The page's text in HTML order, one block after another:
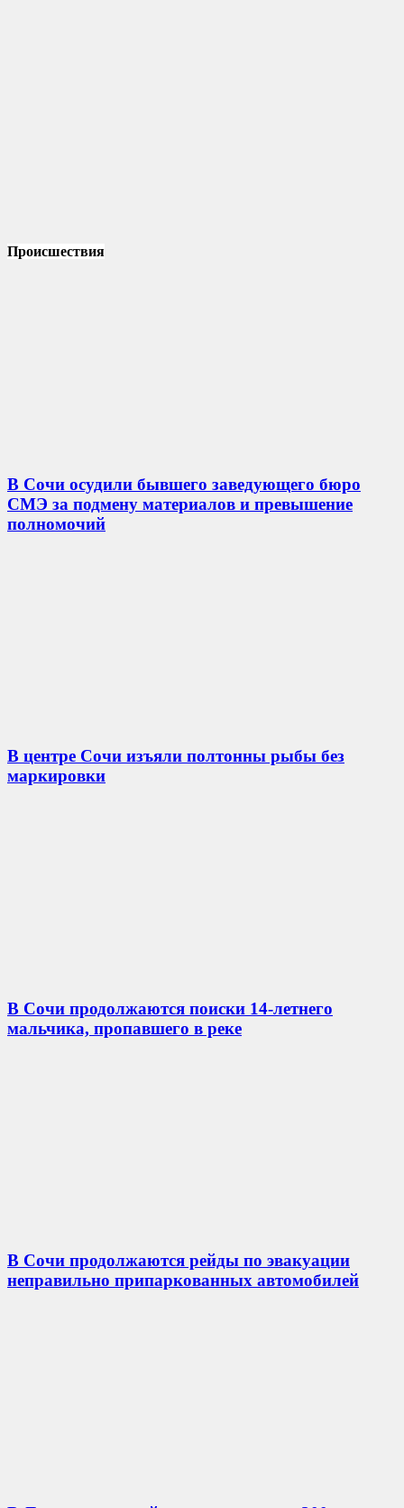
Происшествия
В Сочи осудили бывшего заведующего бюро
СМЭ за подмену материалов и превышение
полномочий
В центре Сочи изъяли полтонны рыбы без
маркировки
В Сочи продолжаются поиски 14-летнего
мальчика, пропавшего в реке
В Сочи продолжаются рейды по эвакуации
неправильно припаркованных автомобилей